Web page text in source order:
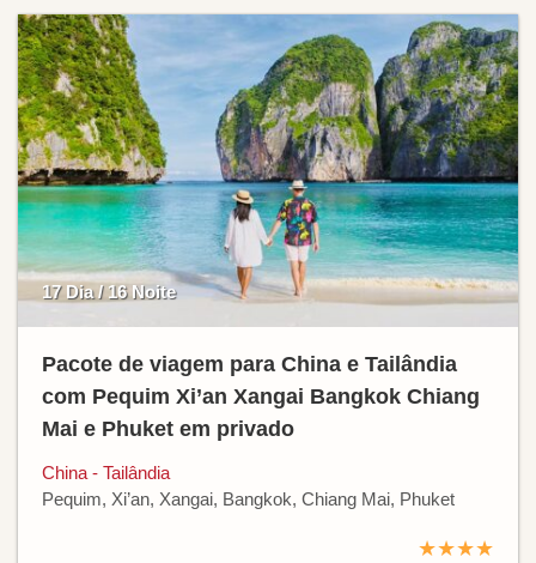
17 Dia / 16 Noite
Pacote de viagem para China e Tailândia
com Pequim Xi’an Xangai Bangkok Chiang
Mai e Phuket em privado
China - Tailândia
Pequim, Xi’an, Xangai, Bangkok, Chiang Mai, Phuket
★★★★